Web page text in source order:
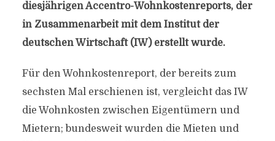
diesjährigen Accentro-Wohnkostenreports, der
in Zusammenarbeit mit dem Institut der
deutschen Wirtschaft (IW) erstellt wurde.
Für den Wohnkostenreport, der bereits zum
sechsten Mal erschienen ist, vergleicht das IW
die Wohnkosten zwischen Eigentümern und
Mietern; bundesweit wurden die Mieten und